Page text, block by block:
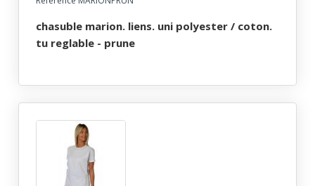
chasuble marion. liens. uni polyester / coton.
tu reglable - prune